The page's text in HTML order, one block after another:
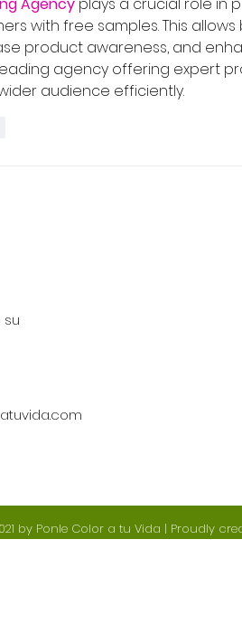
Agency plays a crucial role in
with free samples. This
product awareness, and
agency offering expert
audience efficiently.
su
by Ponle Color a tu Vida | Proudly